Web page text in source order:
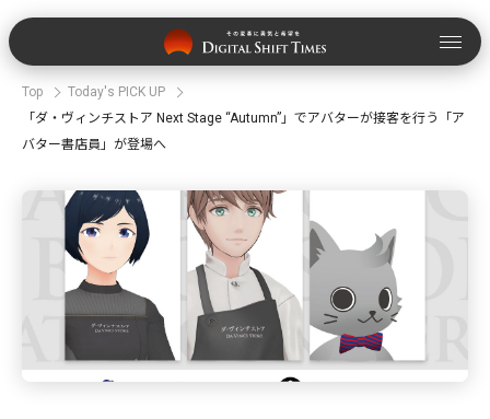
Top
Today's PICK UP
「ダ・ヴィンチストア Next Stage “Autumn”」でアバターが接客を行う「ア
バター書店員」が登場へ